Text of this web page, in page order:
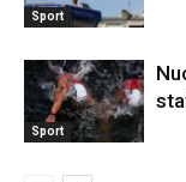
Sport
Sport